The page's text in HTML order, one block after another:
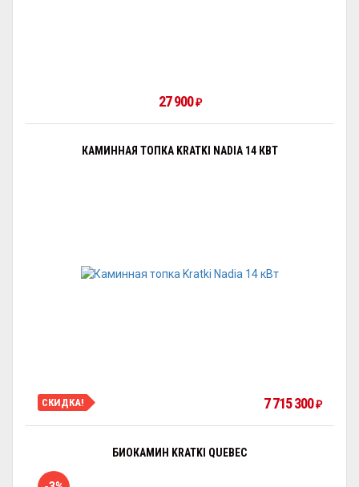
27 900₽
КАМИННАЯ ТОПКА KRATKI NADIA 14 КВТ
СКИДКА! 7 715 300₽
БИОКАМИН KRATKI QUEBEC